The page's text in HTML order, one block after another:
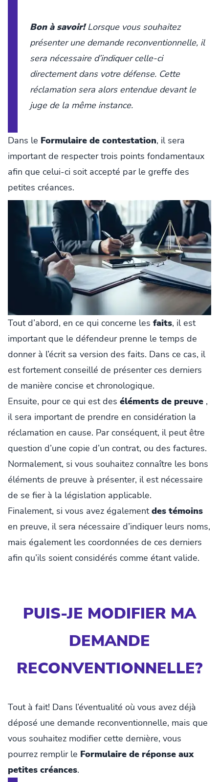
Bon à savoir!Lorsque vous souhaitez
présenter une demande reconventionnelle, il
sera nécessaire d’indiquer celle-ci
directement dans votre défense. Cette
réclamation sera alors entendue devant le
juge de la même instance.
Dans le Formulaire de contestation, il sera
important de respecter trois points fondamentaux
afin que celui-ci soit accepté par le greffe des
petites créances.
Tout d’abord, en ce qui concerne les faits, il est
important que le défendeur prenne le temps de
donner à l’écrit sa version des faits. Dans ce cas, il
est fortement conseillé de présenter ces derniers
de manière concise et chronologique.
Ensuite, pour ce qui est des éléments de preuve ,
il sera important de prendre en considération la
réclamation en cause. Par conséquent, il peut être
question d’une copie d’un contrat, ou des factures.
Normalement, si vous souhaitez connaître les bons
éléments de preuve à présenter, il est nécessaire
de se fier à la législation applicable.
Finalement, si vous avez égalementdes témoins
en preuve, il sera nécessaire d’indiquer leurs noms,
mais également les coordonnées de ces derniers
afin qu’ils soient considérés comme étant valide.
PUIS-JE MODIFIER MA
DEMANDE
RECONVENTIONNELLE?
Tout à fait! Dans l’éventualité où vous avez déjà
déposé une demande reconventionnelle, mais que
vous souhaitez modifier cette dernière, vous
pourrez remplir le Formulaire de réponse aux
petites créances.